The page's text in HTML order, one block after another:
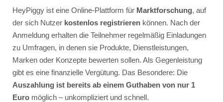
HeyPiggy ist eine Online-Plattform für Marktforschung, auf
der sich Nutzer kostenlos registrierenkönnen. Nach der
Anmeldung erhalten die Teilnehmer regelmäßig Einladungen
zu Umfragen, in denen sie Produkte, Dienstleistungen,
Marken oder Konzepte bewerten sollen. Als Gegenleistung
gibt es eine finanzielle Vergütung. Das Besondere: Die
Auszahlung ist bereits ab einem Guthaben von nur 1
Euromöglich – unkompliziert und schnell.